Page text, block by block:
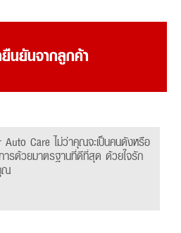
นยันจากลูกค้า
Care ไม่ว่าคุณจะเป็นคนดังหรือ
ารด้วยมาตรฐานที่ดีที่สุด ด้วยใจรัก
ณ